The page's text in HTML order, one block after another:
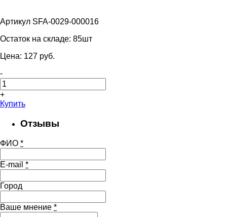
Артикул SFA-0029-000016
Остаток на складе: 85шт
Цена: 127 pуб.
-
+
Купить
Отзывы
ФИО *
E-mail *
Город
Ваше мнение *